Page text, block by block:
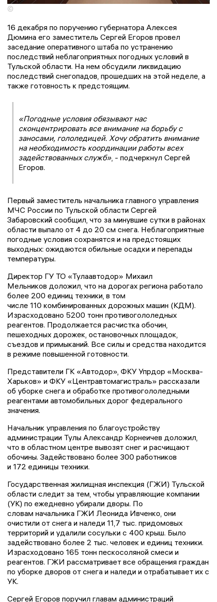
©
16 декабря по поручению губернатора Алексея
Дюмина его заместитель Сергей Егоров провел
заседание оперативного штаба по устранению
последствий неблагоприятных погодных условий в
Тульской области. На нем обсудили ликвидацию
последствий снегопадов, прошедших на этой неделе, а
также готовность к предстоящим.
«Погодные условия обязывают нас
сконцентрировать все внимание на борьбу с
заносами, гололедицей. Хочу обратить внимание
на необходимость координации работы всех
задействованных служб», - подчеркнул Сергей
Егоров.
Первый заместитель начальника главного управления
МЧС России по Тульской области Сергей
Забаровский сообщил, что за минувшие сутки в районах
области выпало от 4 до 20 см снега. Неблагоприятные
погодные условия сохранятся и на предстоящих
выходных: ожидаются обильные осадки и перепады
температуры.
Директор ГУ ТО «Тулаавтодор» Михаил
Мельников доложил, что на дорогах региона работало
более 200 единиц техники, в том
числе 110 комбинированных дорожных машин (КДМ).
Израсходовано 5200 тонн противогололедных
реагентов. Продолжается расчистка обочин,
пешеходных дорожек, остановочных площадок,
съездов и примыканий. Все силы и средства находится
в режиме повышенной готовности.
Представители ГК «Автодор», ФКУ Упрдор «Москва-
Харьков» и ФКУ «Центравтомагистраль» рассказали
об уборке снега и обработке противогололедными
реагентами автомобильных дорог федерального
значения.
Начальник управления по благоустройству
администрации Тулы Александр Корнеичев доложил,
что в областном центре вывозят снег и расчищают
обочины. Задействовано более 300 работников
и 172 единицы техники.
Государственная жилищная инспекция (ГЖИ) Тульской
области следит за тем, чтобы управляющие компании
(УК) по ежедневно убирали дворы. По
словам начальника ГЖИ Леонида Ивченко, они
очистили от снега и наледи 11,7 тыс. придомовых
территорий и удалили сосульки с 400 крыш. Было
задействовано более 2 тыс. человек и единиц техники.
Израсходовано 165 тонн пескосоляной смеси и
реагентов. ГЖИ рассматривает все обращения граждан
по уборке дворов от снега и наледи и отрабатывает их с
УК.
Сергей Егоров поручил главам администраций